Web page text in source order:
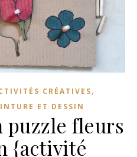
CRÉATIVES,
ET DESSIN
puzzle fleurs
{activité